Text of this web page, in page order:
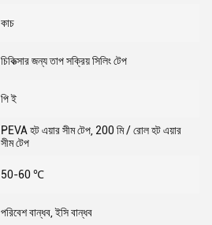
কাচ
চিকিত্সার জন্য তাপ সক্রিয় সিলিং টেপ
পি ই
PEVA হট এয়ার সীম টেপ, 200 মি / রোল হট এয়ার
সীম টেপ
50-60 ℃
পরিবেশ বান্ধব, ইসি বান্ধব